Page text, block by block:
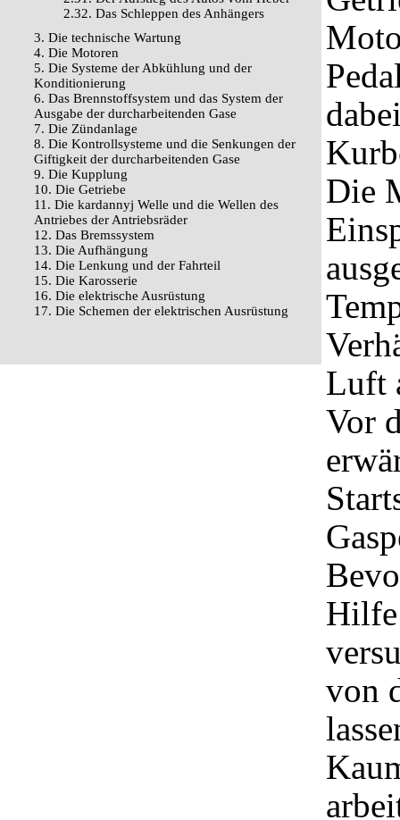
2.32. Das Schleppen des Anhängers
3. Die technische Wartung
4. Die Motoren
5. Die Systeme der Abkühlung und der
Konditionierung
6. Das Brennstoffsystem und das System der
Ausgabe der durcharbeitenden Gase
7. Die Zündanlage
8. Die Kontrollsysteme und die Senkungen der
Giftigkeit der durcharbeitenden Gase
9. Die Kupplung
10. Die Getriebe
11. Die kardannyj Welle und die Wellen des
Antriebes der Antriebsräder
12. Das Bremssystem
13. Die Aufhängung
14. Die Lenkung und der Fahrteil
15. Die Karosserie
16. Die elektrische Ausrüstung
17. Die Schemen der elektrischen Ausrüstung
Die
Luft
Vor
Hilfe
von